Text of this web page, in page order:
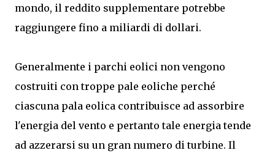
mondo, il reddito supplementare potrebbe
raggiungere fino a miliardi di dollari.
Generalmente i parchi eolici non vengono
costruiti con troppe pale eoliche perché
ciascuna pala eolica contribuisce ad assorbire
l'energia del vento e pertanto tale energia tende
ad azzerarsi su un gran numero di turbine. Il